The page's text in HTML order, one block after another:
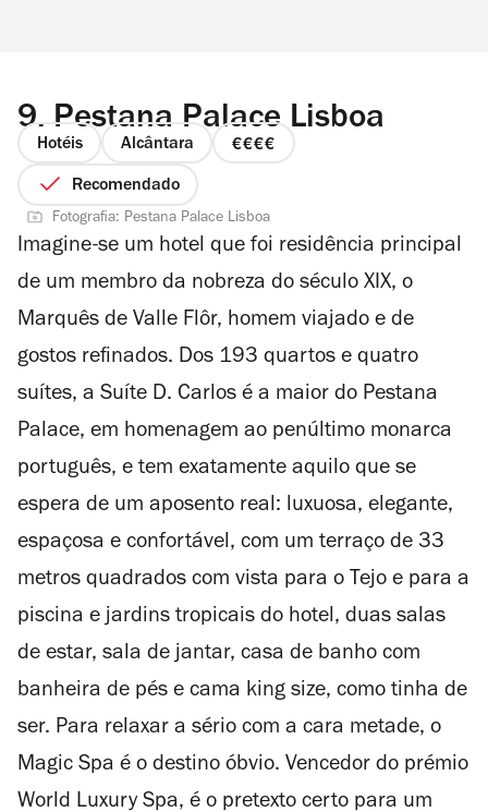
9. Pestana Palace Lisboa
Hotéis Alcântara
preço
4
Recomendado
Fotografia: Pestana Palace Lisboa
Imagine-se um hotel que foi residência principal
de um membro da nobreza do século XIX, o
Marquês de Valle Flôr, homem viajado e de
gostos refinados. Dos 193 quartos e quatro
suítes, a Suíte D. Carlos é a maior do Pestana
Palace, em homenagem ao penúltimo monarca
português, e tem exatamente aquilo que se
espera de um aposento real: luxuosa, elegante,
espaçosa e confortável, com um terraço de 33
metros quadrados com vista para o Tejo e para a
piscina e jardins tropicais do hotel, duas salas
de estar, sala de jantar, casa de banho com
banheira de pés e cama king size, como tinha de
ser. Para relaxar a sério com a cara metade, o
Magic Spa é o destino óbvio. Vencedor do prémio
World Luxury Spa, é o pretexto certo para um